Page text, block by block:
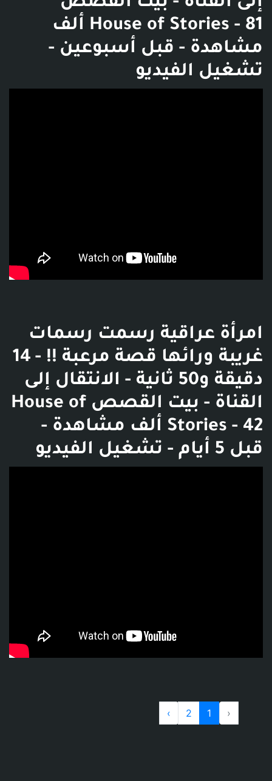
House of Stories - 81 ألف
مشاهدة - قبل أسبوعين -
تشغيل الفيديو
امرأة عراقية رسمت رسمات
غريبة ورائها قصة مرعبة !! - 14
دقيقة و50 ثانية - الانتقال إلى
القناة - بيت القصص House of
Stories - 42 ألف مشاهدة -
قبل 5 أيام - تشغيل الفيديو
‹
1
2
›